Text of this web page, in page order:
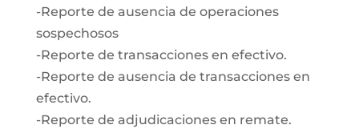
-Reporte de ausencia de operaciones
sospechosos
-Reporte de transacciones en efectivo.
-Reporte de ausencia de transacciones en
efectivo.
-Reporte de adjudicaciones en remate.